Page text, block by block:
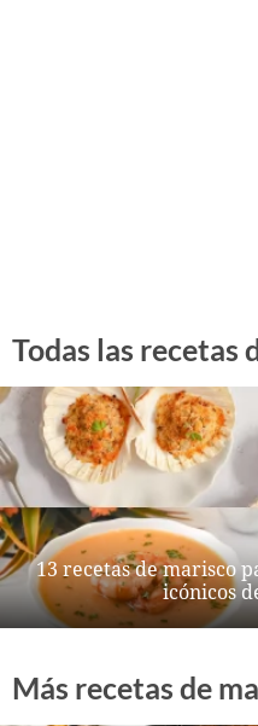
Todas las recetas
13 recetas de marisco
icónicos
Más recetas de